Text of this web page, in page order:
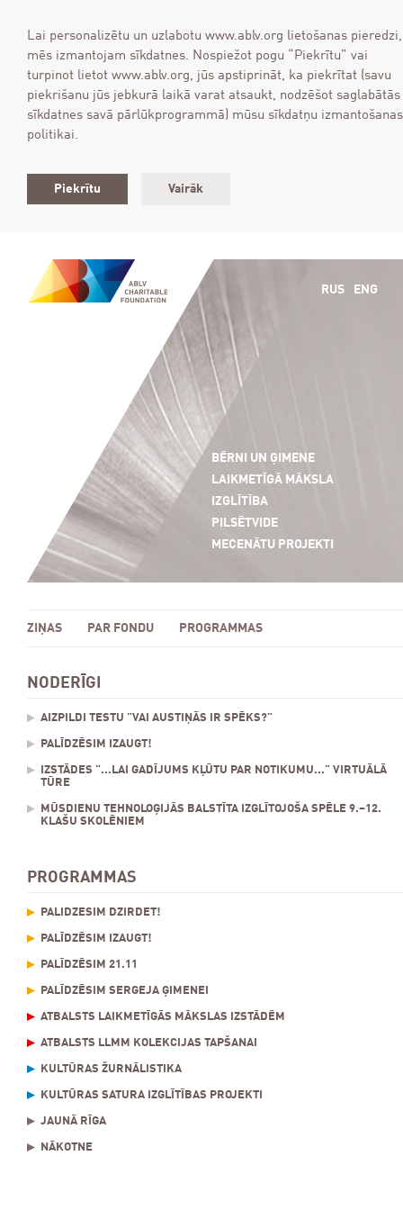
Lai personalizētu un uzlabotu www.ablv.org lietošanas pieredzi,
mēs izmantojam sīkdatnes. Nospiežot pogu “Piekrītu” vai
turpinot lietot www.ablv.org, jūs apstiprināt, ka piekrītat (savu
piekrišanu jūs jebkurā laikā varat atsaukt, nodzēšot saglabātās
sīkdatnes savā pārlūkprogrammā) mūsu sīkdatņu izmantošanas
politikai.
Piekrītu Vairāk
BĒRNI UN ĢIMENE
LAIKMETĪGĀ MĀKSLA
IZGLĪTĪBA
PILSĒTVIDE
MECENĀTU PROJEKTI
RUS ENG
ZIŅAS PAR FONDU PROGRAMMAS
NODERĪGI
AIZPILDI TESTU "VAI AUSTIŅĀS IR SPĒKS?"
PALĪDZĒSIM IZAUGT!
IZSTĀDES "...LAI GADĪJUMS KĻŪTU PAR NOTIKUMU..." VIRTUĀLĀ
TŪRE
MŪSDIENU TEHNOLOĢIJĀS BALSTĪTA IZGLĪTOJOŠA SPĒLE 9.–12.
KLAŠU SKOLĒNIEM
PROGRAMMAS
PALĪDZĒSIM DZIRDĒT!
PALĪDZĒSIM IZAUGT!
PALĪDZĒSIM 21.11
PALĪDZĒSIM SERGEJA ĢIMENEI
ATBALSTS LAIKMETĪGĀS MĀKSLAS IZSTĀDĒM
ATBALSTS LLMM KOLEKCIJAS TAPŠANAI
KULTŪRAS ŽURNĀLISTIKA
KULTŪRAS SATURA IZGLĪTĪBAS PROJEKTI
JAUNĀ RĪGA
NĀKOTNE